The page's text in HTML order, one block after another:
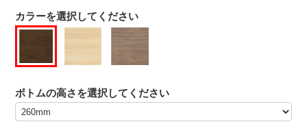
カラーを選択してください
ボトムの高さを選択してください